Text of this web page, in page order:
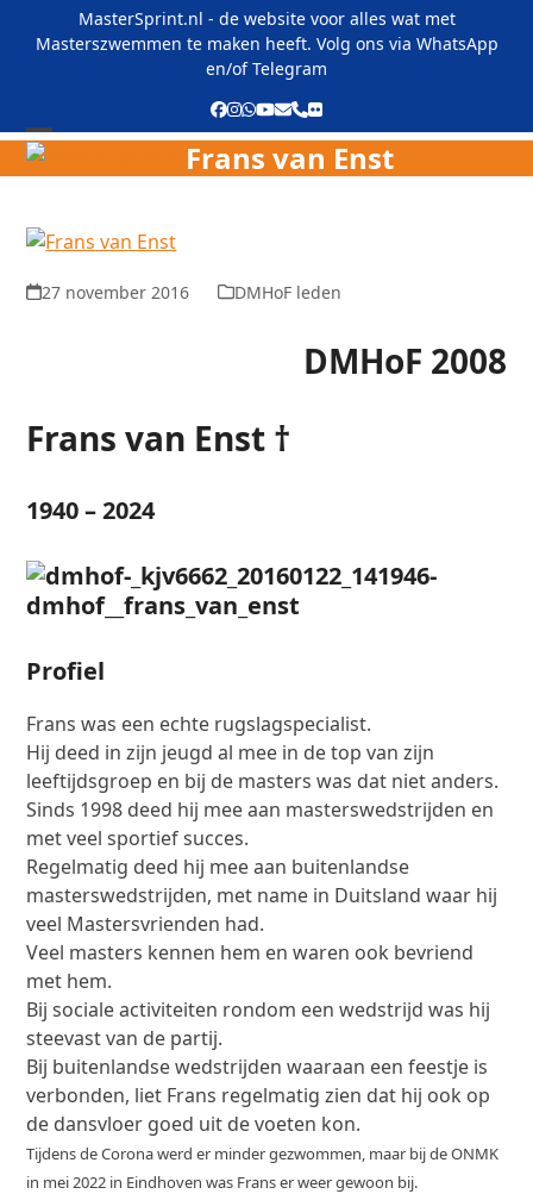
MasterSprint.nl - de website voor alles wat met
Masterszwemmen te maken heeft. Volg ons via WhatsApp
en/ofTelegram
Facebook
Instagram
Whatsapp
YouTube
E-
mail
Phone
Flickr
Open
menu
Close
menu
Frans van Enst
27 november 2016 DMHoF leden
DMHoF 2008
Frans van Enst †
1940 – 2024
Profiel
Frans was een echte rugslagspecialist.
Hij deed in zijn jeugd al mee in de top van zijn
leeftijdsgroep en bij de masters was dat niet anders.
Sinds 1998 deed hij mee aan masterswedstrijden en
met veel sportief succes.
Regelmatig deed hij mee aan buitenlandse
masterswedstrijden, met name in Duitsland waar hij
veel Mastersvrienden had.
Veel masters kennen hem en waren ook bevriend
met hem.
Bij sociale activiteiten rondom een wedstrijd was hij
steevast van de partij.
Bij buitenlandse wedstrijden waaraan een feestje is
verbonden, liet Frans regelmatig zien dat hij ook op
de dansvloer goed uit de voeten kon.
Tijdens de Corona werd er minder gezwommen, maar bij de ONMK
in mei 2022 in Eindhoven was Frans er weer gewoon bij.